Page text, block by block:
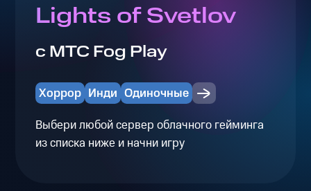
Lights of Svetlov
с МТС Fog Play
Хоррор Инди Одиночные
Выбери любой сервер облачного гейминга
из списка ниже и начни игру